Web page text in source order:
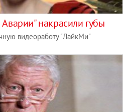
накрасили губы
видеоработу "ЛайкМи"